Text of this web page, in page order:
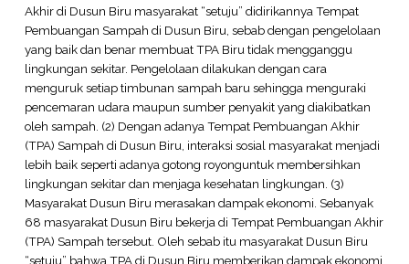
Akhir di Dusun Biru masyarakat “setuju” didirikannya Tempat
Pembuangan Sampah di Dusun Biru, sebab dengan pengelolaan
yang baik dan benar membuat TPA Biru tidak mengganggu
lingkungan sekitar. Pengelolaan dilakukan dengan cara
menguruk setiap timbunan sampah baru sehingga menguraki
pencemaran udara maupun sumber penyakit yang diakibatkan
oleh sampah. (2) Dengan adanya Tempat Pembuangan Akhir
(TPA) Sampah di Dusun Biru, interaksi sosial masyarakat menjadi
lebih baik seperti adanya gotong royonguntuk membersihkan
lingkungan sekitar dan menjaga kesehatan lingkungan. (3)
Masyarakat Dusun Biru merasakan dampak ekonomi. Sebanyak
68 masyarakat Dusun Biru bekerja di Tempat Pembuangan Akhir
(TPA) Sampah tersebut. Oleh sebab itu masyarakat Dusun Biru
“setuju” bahwa TPA di Dusun Biru memberikan dampak ekonomi